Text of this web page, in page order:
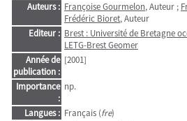
Auteurs : Françoise Gourmelon, Auteur ;
Frédéric Bioret, Auteur
Editeur : Brest : Université de Bretagne
LETG-Brest Geomer
Année de
publication :
[2001]
Importance
:
np.
Langues : Français (fre)